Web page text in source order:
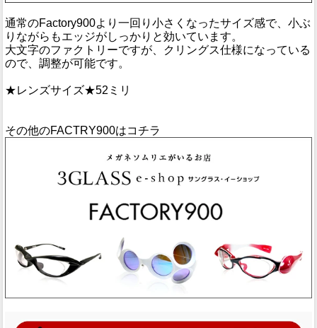
通常のFactory900より一回り小さくなったサイズ感で、小ぶ
りながらもエッジがしっかりと効いています。
大文字のファクトリーですが、クリングス仕様になっている
ので、調整が可能です。
★レンズサイズ★52ミリ
その他のFACTRY900はコチラ